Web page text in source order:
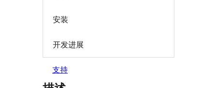
安装
开发进展
支持